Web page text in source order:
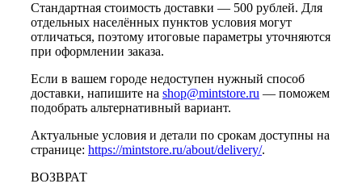
Стандартная стоимость доставки — 500 рублей. Для
отдельных населённых пунктов условия могут
отличаться, поэтому итоговые параметры уточняются
при оформлении заказа.
Если в вашем городе недоступен нужный способ
доставки, напишите на shop@mintstore.ru — поможем
подобрать альтернативный вариант.
Актуальные условия и детали по срокам доступны на
странице: https://mintstore.ru/about/delivery/.
ВОЗВРАТ